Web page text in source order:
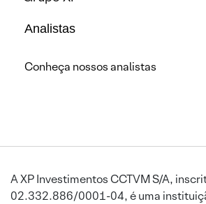
Analistas
Conheça nossos analistas
A XP Investimentos CCTVM S/A,
02.332.886/0001-04, é uma